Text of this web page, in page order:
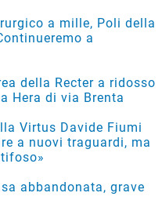
a mille, Poli della
a
della Recter a ridosso
Hera di via Brenta
Virtus Davide Fiumi
a nuovi traguardi, ma
abbandonata, grave